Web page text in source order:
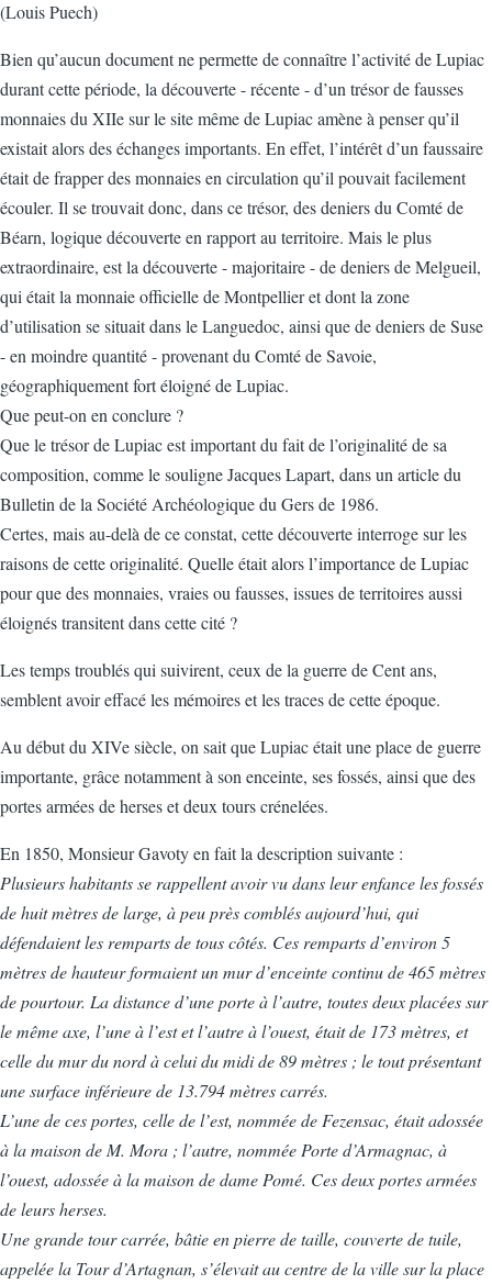
(Louis Puech)
Bien qu’aucun document ne permette de connaître l’activité de Lupiac
durant cette période, la découverte - récente - d’un trésor de fausses
monnaies du XIIe sur le site même de Lupiac amène à penser qu’il
existait alors des échanges importants. En effet, l’intérêt d’un faussaire
était de frapper des monnaies en circulation qu’il pouvait facilement
écouler. Il se trouvait donc, dans ce trésor, des deniers du Comté de
Béarn, logique découverte en rapport au territoire. Mais le plus
extraordinaire, est la découverte - majoritaire - de deniers de Melgueil,
qui était la monnaie officielle de Montpellier et dont la zone
d’utilisation se situait dans le Languedoc, ainsi que de deniers de Suse
- en moindre quantité - provenant du Comté de Savoie,
géographiquement fort éloigné de Lupiac.
Que peut-on en conclure ?
Que le trésor de Lupiac est important du fait de l’originalité de sa
composition, comme le souligne Jacques Lapart, dans un article du
Bulletin de la Société Archéologique du Gers de 1986.
Certes, mais au-delà de ce constat, cette découverte interroge sur les
raisons de cette originalité. Quelle était alors l’importance de Lupiac
pour que des monnaies, vraies ou fausses, issues de territoires aussi
éloignés transitent dans cette cité ?
Les temps troublés qui suivirent, ceux de la guerre de Cent ans,
semblent avoir effacé les mémoires et les traces de cette époque.
Au début du XIVe siècle, on sait que Lupiac était une place de guerre
importante, grâce notamment à son enceinte, ses fossés, ainsi que des
portes armées de herses et deux tours crénelées.
En 1850, Monsieur Gavoty en fait la description suivante :
Plusieurs habitants se rappellent avoir vu dans leur enfance les fossés
de huit mètres de large, à peu près comblés aujourd’hui, qui
défendaient les remparts de tous côtés. Ces remparts d’environ 5
mètres de hauteur formaient un mur d’enceinte continu de 465 mètres
de pourtour. La distance d’une porte à l’autre, toutes deux placées sur
le même axe, l’une à l’est et l’autre à l’ouest, était de 173 mètres, et
celle du mur du nord à celui du midi de 89 mètres ; le tout présentant
une surface inférieure de 13.794 mètres carrés.
L’une de ces portes, celle de l’est, nommée de Fezensac, était adossée
à la maison de M. Mora ; l’autre, nommée Porte d’Armagnac, à
l’ouest, adossée à la maison de dame Pomé. Ces deux portes armées
de leurs herses.
Une grande tour carrée, bâtie en pierre de taille, couverte de tuile,
appelée la Tour d’Artagnan, s’élevait au centre de la ville sur la place